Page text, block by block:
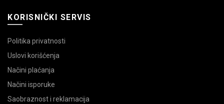
KORISNIČKI SERVIS
Politika privatnosti
Uslovi korišćenja
Načini plaćanja
Načini isporuke
Saobraznost i reklamacija